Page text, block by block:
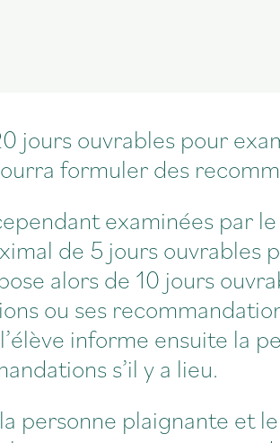
jours ouvrables pour
formuler des
examinées par
de 5 jours ouvrables
alors de 10 jours
ou ses
informe ensuite la
s’il y a lieu.
personne plaignante et